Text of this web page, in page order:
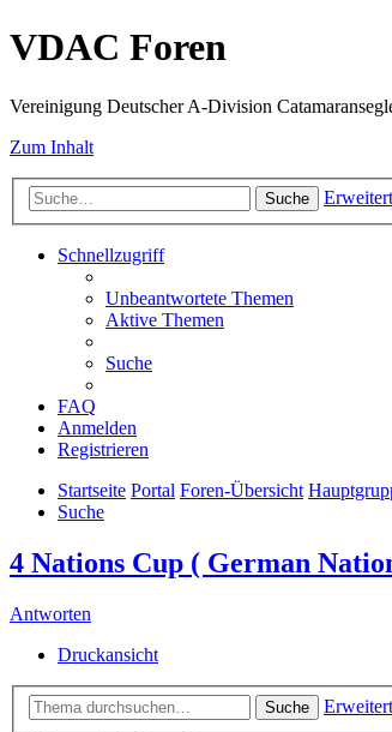
VDAC Foren
Vereinigung Deutscher A-Division
Zum Inhalt
Suche
Schnellzugriff
Unbeantwortete Themen
Aktive Themen
Suche
FAQ
Anmelden
Registrieren
Startseite Portal Foren-Übersicht
Suche
4 Nations Cup ( German
Antworten
Druckansicht
Suche